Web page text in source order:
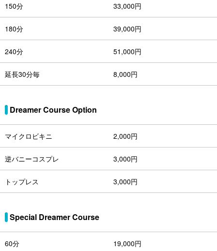
150分 33,000円
180分 39,000円
240分 51,000円
延長30分毎 8,000円
Dreamer Course Option
マイクロビキニ 2,000円
逆バニーコスプレ 3,000円
トップレス 3,000円
Special Dreamer Course
60分 19,000円